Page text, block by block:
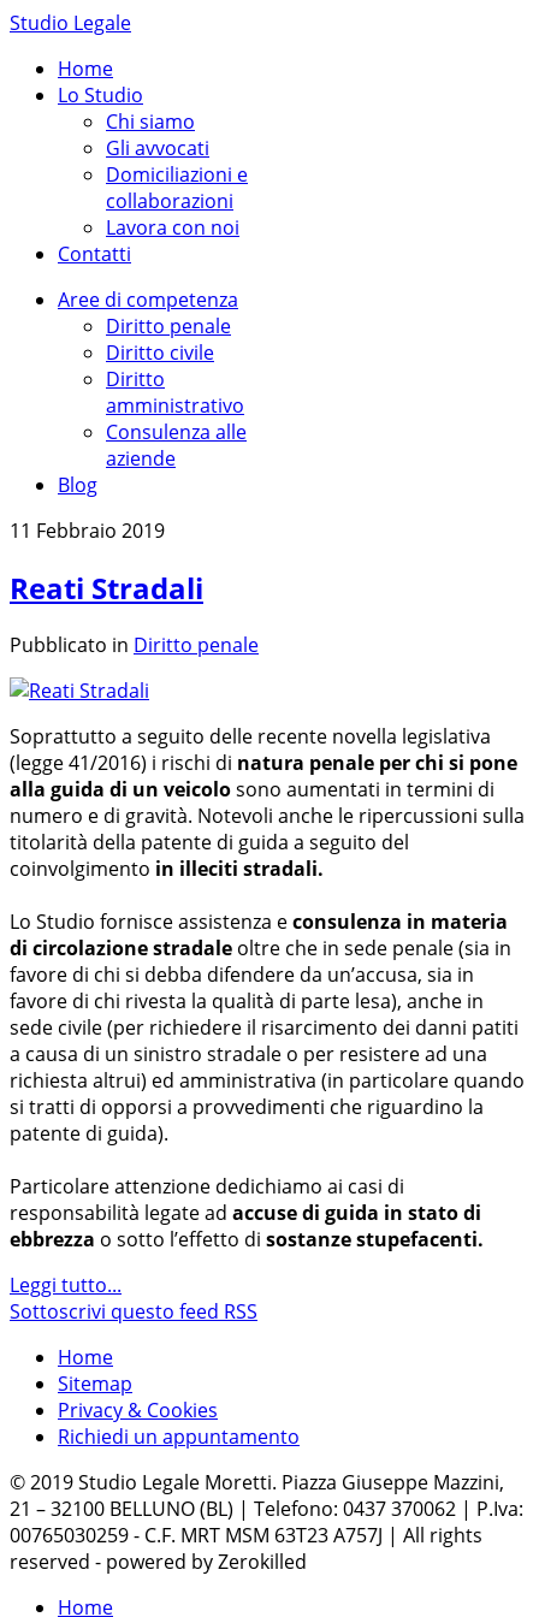
Studio Legale
Home
Lo Studio
Chi siamo
Gli avvocati
Domiciliazioni e
collaborazioni
Lavora con noi
Contatti
Aree di competenza
Diritto penale
Diritto civile
Diritto
amministrativo
Consulenza alle
aziende
Blog
11 Febbraio 2019
Reati Stradali
Pubblicato in Diritto penale
Soprattutto a seguito delle recente novella legislativa
(legge 41/2016) i rischi di natura penale per chi si pone
alla guida di un veicolosono aumentati in termini di
numero e di gravità. Notevoli anche le ripercussioni sulla
titolarità della patente di guida a seguito del
coinvolgimento in illeciti stradali.
Lo Studio fornisce assistenza econsulenza in materia
di circolazione stradale oltre che in sede penale (sia in
favore di chi si debba difendere da un’accusa, sia in
favore di chi rivesta la qualità di parte lesa), anche in
sede civile (per richiedere il risarcimento dei danni patiti
a causa di un sinistro stradale o per resistere ad una
richiesta altrui) ed amministrativa (in particolare quando
si tratti di opporsi a provvedimenti che riguardino la
patente di guida).
Particolare attenzione dedichiamo ai casi di
responsabilità legate ad accuse di guida in stato di
ebbrezza o sotto l’effetto di sostanze stupefacenti.
Leggi tutto...
Sottoscrivi questo feed RSS
Home
Sitemap
Privacy & Cookies
Richiedi un appuntamento
© 2019 Studio Legale Moretti. Piazza Giuseppe Mazzini,
21 – 32100 BELLUNO (BL) | Telefono: 0437 370062 | P.Iva:
00765030259 - C.F. MRT MSM 63T23 A757J | All rights
reserved - powered by Zerokilled
Home